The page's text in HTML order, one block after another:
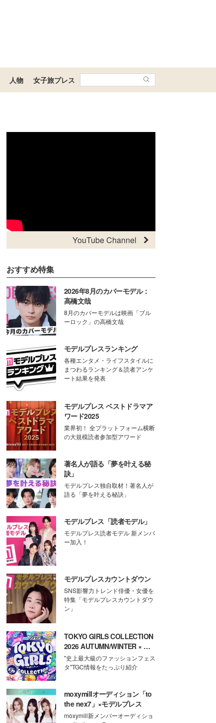
人物 女子旅プレス
YouTube Channel
おすすめ特集
2026年8月のカバーモデル：
高橋文哉
8月のカバーモデルは映画「ブル
ーロック」の高橋文哉
モデルプレスランキング
各種エンタメ・ライフスタイルに
まつわるランキング＆読者アンケ
ート結果を発表
モデルプレス ベストドラマア
ワード2025
業界初！ 全プラットフォーム横断
の大規模読者参加型アワード
著名人が語る「夢を叶える秘
訣」
モデルプレス独自取材！著名人が
語る「夢を叶える秘訣」
モデルプレス「読者モデル」
モデルプレス読者モデル 新メンバ
ー加入！
モデルプレスカウントダウン
SNS影響力トレンド俳優・女優を
特集「モデルプレスカウントダウ
ン」
TOKYO GIRLS COLLECTION
2026 AUTUMN/WINTER × モ
デルプレス
"史上最大級のファッションフェス
タ"TGC情報をたっぷり紹介
moxymillオーディション「to
the nex7」×モデルプレス
moxymill新メンバーオーディショ